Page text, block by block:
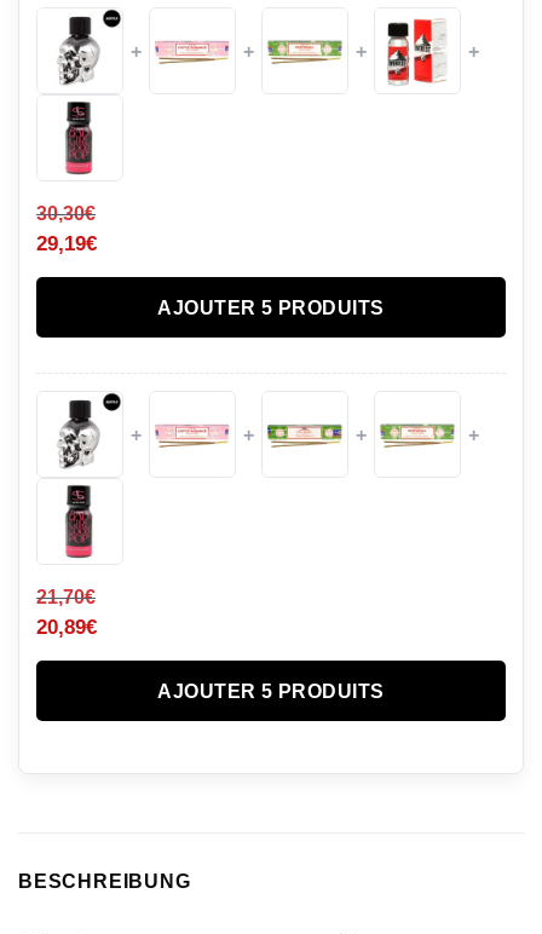
+ + + +
30,30€
29,19€
AJOUTER 5 PRODUITS
+ + + +
21,70€
20,89€
AJOUTER 5 PRODUITS
BESCHREIBUNG